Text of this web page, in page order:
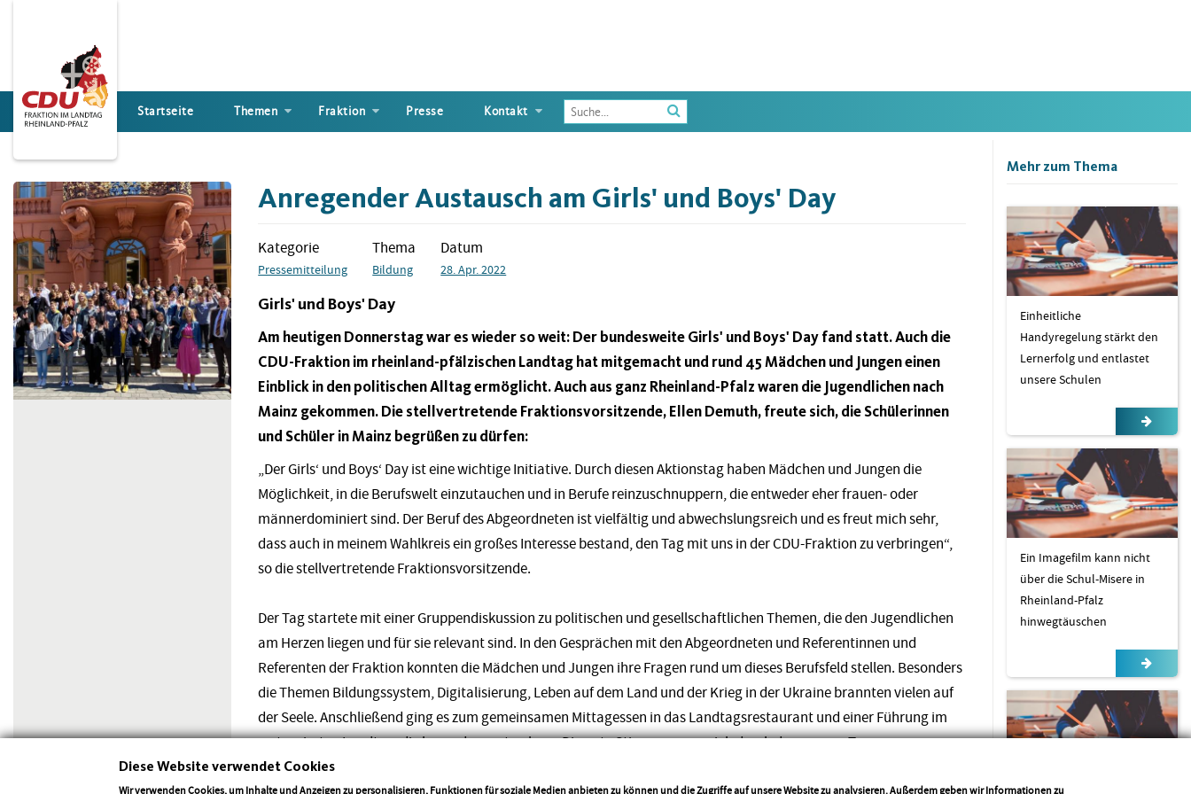
Startseite Themen Fraktion Presse Kontakt
Enter
the
to
Anregender Austausch am Girls' und Boys' Day
Kategorie
Pressemitteilung
Thema
Bildung
Datum
28. Apr. 2022
Girls' und Boys' Day
Am heutigen Donnerstag war es wieder so weit: Der bundesweite Girls' und Boys' Day fand statt. Auch die
CDU-Fraktion im rheinland-pfälzischen Landtag hat mitgemacht und rund 45 Mädchen und Jungen einen
Einblick in den politischen Alltag ermöglicht. Auch aus ganz Rheinland-Pfalz waren die Jugendlichen nach
Mainz gekommen. Die stellvertretende Fraktionsvorsitzende, Ellen Demuth, freute sich, die Schülerinnen
und Schüler in Mainz begrüßen zu dürfen:
„Der Girls‘ und Boys‘ Day ist eine wichtige Initiative. Durch diesen Aktionstag haben Mädchen und Jungen die
Möglichkeit, in die Berufswelt einzutauchen und in Berufe reinzuschnuppern, die entweder eher frauen- oder
männerdominiert sind. Der Beruf des Abgeordneten ist vielfältig und abwechslungsreich und es freut mich sehr,
dass auch in meinem Wahlkreis ein großes Interesse bestand, den Tag mit uns in der CDU-Fraktion zu verbringen“,
so die stellvertretende Fraktionsvorsitzende.
Der Tag startete mit einer Gruppendiskussion zu politischen und gesellschaftlichen Themen, die den Jugendlichen
am Herzen liegen und für sie relevant sind. In den Gesprächen mit den Abgeordneten und Referentinnen und
Referenten der Fraktion konnten die Mädchen und Jungen ihre Fragen rund um dieses Berufsfeld stellen. Besonders
die Themen Bildungssystem, Digitalisierung, Leben auf dem Land und der Krieg in der Ukraine brannten vielen auf
der Seele. Anschließend ging es zum gemeinsamen Mittagessen in das Landtagsrestaurant und einer Führung im
restaurierten Landtag, die besonders gut ankam. Die gute Stimmung zog sich durch den ganzen Tag.
Mehr zum Thema
Einheitliche
Handyregelung stärkt den
Lernerfolg und entlastet
unsere Schulen
Ein Imagefilm kann nicht
über die Schul-Misere in
Rheinland-Pfalz
hinwegtäuschen
Diese Website verwendet Cookies
Wir verwenden Cookies, um Inhalte und Anzeigen zu personalisieren, Funktionen für soziale Medien anbieten zu können und die Zugriffe auf unsere Website zu analysieren. Außerdem geben wir Informationen zu